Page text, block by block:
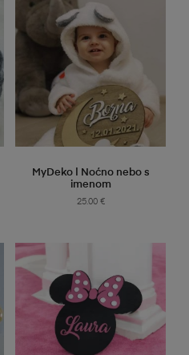
SELECT OPTIONS
MyDeko | Noćno nebo s
imenom
25.00 €